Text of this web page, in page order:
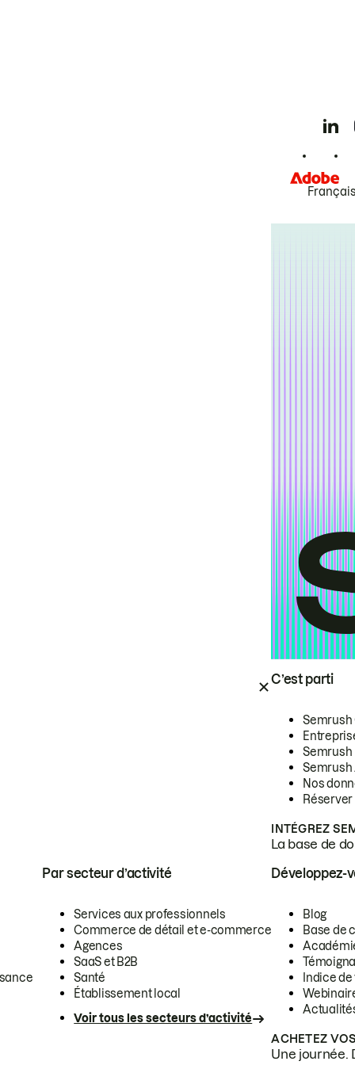
C’est parti
Semrush
Semrush
Semrush
Nos
INTÉGREZ
La base de
Par secteur d’activité
Services aux professionnels
Commerce de détail et e-commerce
Agences
SaaS et B2B
Santé
Établissement local
Voir tous les secteurs d’activité
Développez-
Blog
Base de
Indice
ACHETEZ
Une journée.